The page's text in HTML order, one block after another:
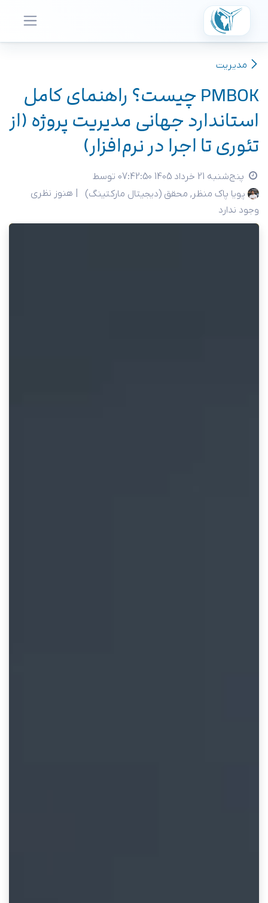
به محتوا بروید
مدیریت
PMBOK چیست؟ راهنمای کامل
استاندارد جهانی مدیریت پروژه (از
تئوری تا اجرا در نرم‌افزار)
پنج‌شنبه 21 خرداد 1405 07:42:50
توسط
پویا پاک منظر, محقق (دیجیتال مارکتینگ)
| هنوز نظری
وجود ندارد